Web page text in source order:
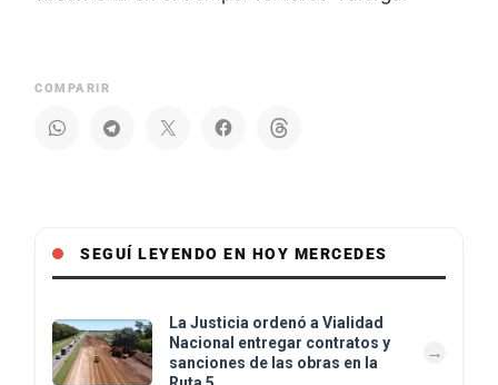
COMPARIR
SEGUÍ LEYENDO EN HOY MERCEDES
La Justicia ordenó a Vialidad
Nacional entregar contratos y
sanciones de las obras en la